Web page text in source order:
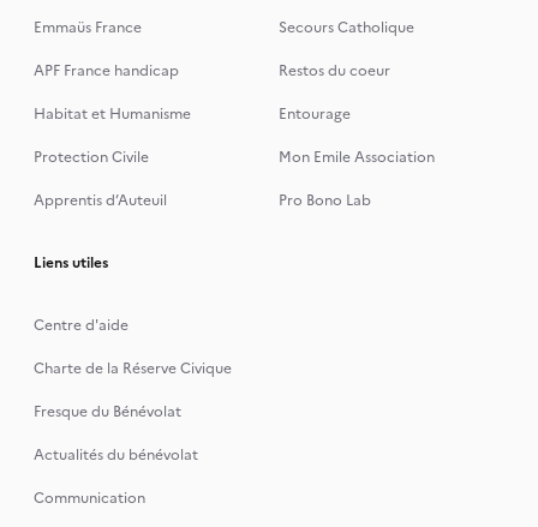
Emmaüs France
Secours Catholique
APF France handicap
Restos du coeur
Habitat et Humanisme
Entourage
Protection Civile
Mon Emile Association
Apprentis d’Auteuil
Pro Bono Lab
Liens utiles
Centre d'aide
Charte de la Réserve Civique
Fresque du Bénévolat
Actualités du bénévolat
Communication